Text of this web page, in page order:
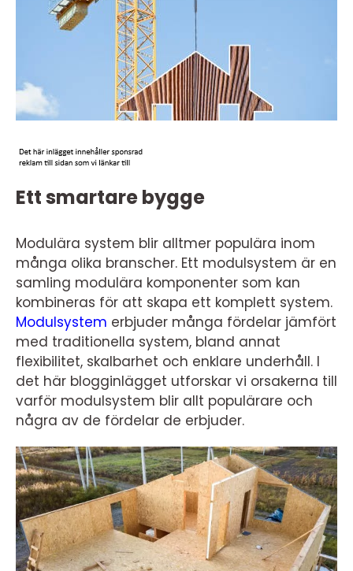
Ett smartare bygge
Modulära system blir alltmer populära inom
många olika branscher. Ett modulsystem är en
samling modulära komponenter som kan
kombineras för att skapa ett komplett system.
Modulsystem erbjuder många fördelar jämfört
med traditionella system, bland annat
flexibilitet, skalbarhet och enklare underhåll. I
det här blogginlägget utforskar vi orsakerna till
varför modulsystem blir allt populärare och
några av de fördelar de erbjuder.